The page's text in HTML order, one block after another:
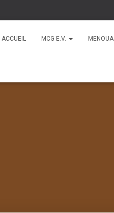
ACCUEIL MCG E.V. MENOUA